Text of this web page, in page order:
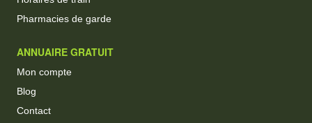
Pharmacies de garde
ANNUAIRE GRATUIT
Mon compte
Blog
Contact